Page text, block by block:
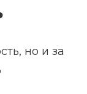
но и за